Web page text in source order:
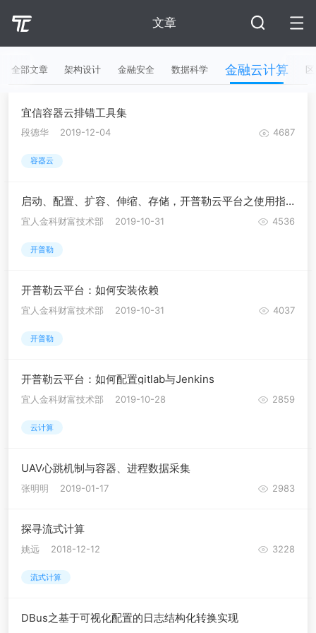
文章
全部文章 架构设计 金融安全 数据科学 金融云计算
宜信容器云排错工具集
段德华 2019-12-04 4687
容器云
启动、配置、扩容、伸缩、存储，开普勒云平台之使用指南
宜人金科财富技术部 2019-10-31 4536
开普勒
开普勒云平台：如何安装依赖
宜人金科财富技术部 2019-10-31 4037
开普勒
开普勒云平台：如何配置gitlab与Jenkins
宜人金科财富技术部 2019-10-28 2859
云计算
UAV心跳机制与容器、进程数据采集
张明明 2019-01-17 2983
探寻流式计算
姚远 2018-12-12 3228
流式计算
DBus之基于可视化配置的日志结构化转换实现